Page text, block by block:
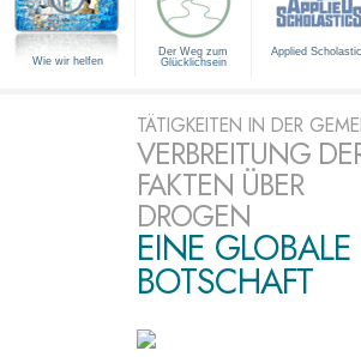
Wie wir helfen
Der Weg zum
Glücklichsein
Applied
TÄTIGKEITEN IN DER
VERBREITUNG
FAKTEN ÜBER
DROGEN
EINE GLOBALE
BOTSCHAFT